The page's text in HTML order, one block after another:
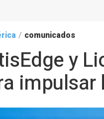
/ comunicados
y